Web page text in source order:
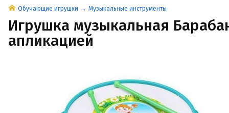
Обучающие игрушки Музыкальные инструменты
Игрушка музыкальная
апликацией